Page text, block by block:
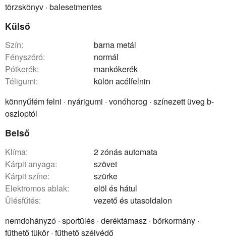
törzskönyv · balesetmentes
Külső
szín:
barna metál
fényszóró:
normál
pótkerék:
mankókerék
téligumi:
külön acélfelnin
könnyűfém felni · nyárigumi · vonóhorog · színezett üveg b-
oszloptól
Belső
klíma:
2 zónás automata
kárpit anyaga:
szövet
kárpit színe:
szürke
elektromos ablak:
elöl és hátul
ülésfűtés:
vezető és utasoldalon
nemdohányzó · sportülés · deréktámasz · bőrkormány ·
fűthető tükör · fűthető szélvédő